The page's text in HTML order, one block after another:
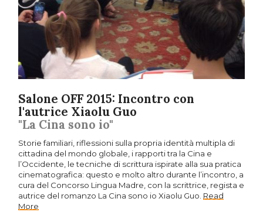
Salone OFF 2015: Incontro con
l'autrice Xiaolu Guo
"La Cina sono io"
Storie familiari, riflessioni sulla propria identità multipla di
cittadina del mondo globale, i rapporti tra la Cina e
l’Occidente, le tecniche di scrittura ispirate alla sua pratica
cinematografica: questo e molto altro durante l’incontro, a
cura del Concorso Lingua Madre, con la scrittrice, regista e
autrice del romanzo La Cina sono io Xiaolu Guo. Read
More